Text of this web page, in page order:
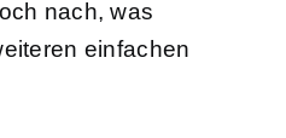
nach, was
einfachen